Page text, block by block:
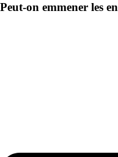
Peut-on emmener les